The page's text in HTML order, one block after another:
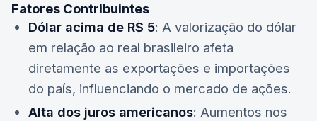
Fatores Contribuintes
Dólar acima de R$ 5: A valorização do dólar
em relação ao real brasileiro afeta
diretamente as exportações e importações
do país, influenciando o mercado de ações.
Alta dos juros americanos: Aumentos nos